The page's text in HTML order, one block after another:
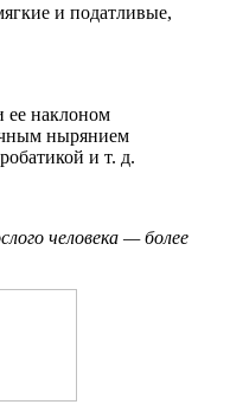
и податливые,
ее наклоном
нырянием
и т. д.
человека — более